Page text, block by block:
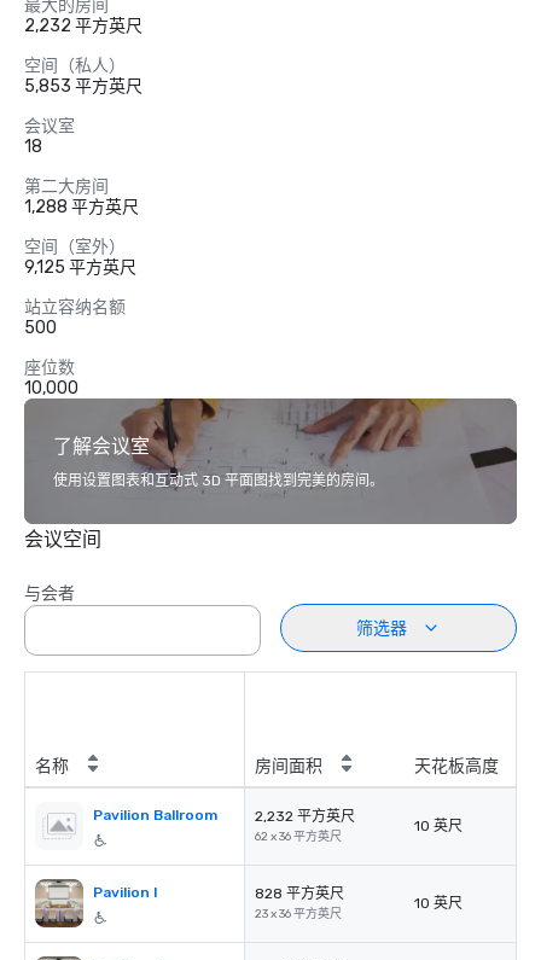
最大的房间
2,232 平方英尺
空间（私人）
5,853 平方英尺
会议室
18
第二大房间
1,288 平方英尺
空间（室外）
9,125 平方英尺
站立容纳名额
500
座位数
10,000
了解会议室
使用设置图表和互动式 3D 平面图找到完美的房间。
会议空间
与会者
筛选器
名称 房间面积 天花板高度
Pavilion Ballroom 2,232 平方英尺
62 x 36 平方英尺
10 英尺
Pavilion I 828 平方英尺
23 x 36 平方英尺
10 英尺